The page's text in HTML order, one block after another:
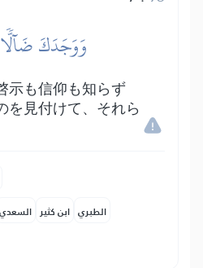
وَوَجَدَكَ
示も信仰も知らず
を見付けて、それら
السعدي ابن كثير الطبري